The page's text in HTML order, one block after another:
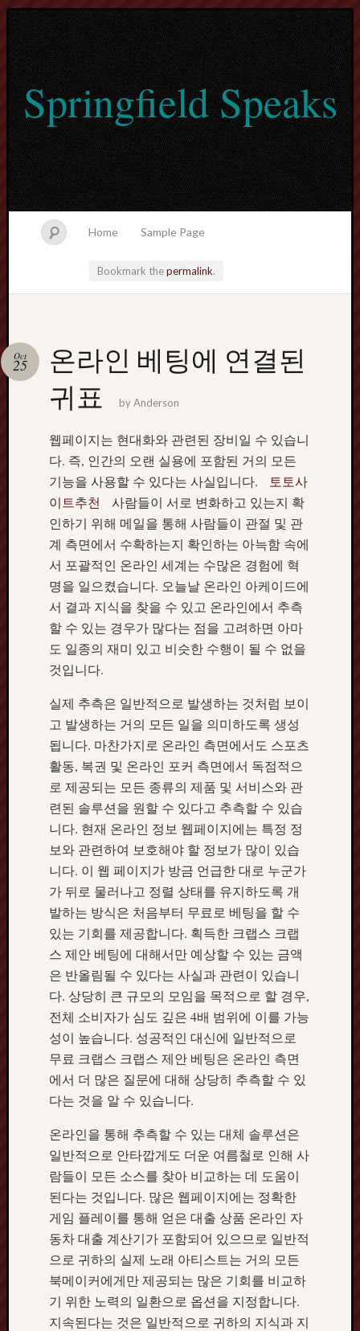
Springfield Speaks
Home Sample Page
Bookmark thepermalink.
온라인 베팅에 연결된
귀표
Oct
25
byAnderson
웹페이지는 현대화와 관련된 장비일 수 있습니
다. 즉, 인간의 오랜 실용에 포함된 거의 모든
기능을 사용할 수 있다는 사실입니다.
토토사
이트추천
사람들이 서로 변화하고 있는지 확
인하기 위해 메일을 통해 사람들이 관절 및 관
계 측면에서 수확하는지 확인하는 아늑함 속에
서 포괄적인 온라인 세계는 수많은 경험에 혁
명을 일으켰습니다. 오늘날 온라인 아케이드에
서 결과 지식을 찾을 수 있고 온라인에서 추측
할 수 있는 경우가 많다는 점을 고려하면 아마
도 일종의 재미 있고 비슷한 수행이 될 수 없을
것입니다.
실제 추측은 일반적으로 발생하는 것처럼 보이
고 발생하는 거의 모든 일을 의미하도록 생성
됩니다. 마찬가지로 온라인 측면에서도 스포츠
활동, 복권 및 온라인 포커 측면에서 독점적으
로 제공되는 모든 종류의 제품 및 서비스와 관
련된 솔루션을 원할 수 있다고 추측할 수 있습
니다. 현재 온라인 정보 웹페이지에는 특정 정
보와 관련하여 보호해야 할 정보가 많이 있습
니다. 이 웹 페이지가 방금 언급한 대로 누군가
가 뒤로 물러나고 정렬 상태를 유지하도록 개
발하는 방식은 처음부터 무료로 베팅을 할 수
있는 기회를 제공합니다. 획득한 크랩스 크랩
스 제안 베팅에 대해서만 예상할 수 있는 금액
은 반올림될 수 있다는 사실과 관련이 있습니
다. 상당히 큰 규모의 모임을 목적으로 할 경우,
전체 소비자가 심도 깊은 4배 범위에 이를 가능
성이 높습니다. 성공적인 대신에 일반적으로
무료 크랩스 크랩스 제안 베팅은 온라인 측면
에서 더 많은 질문에 대해 상당히 추측할 수 있
다는 것을 알 수 있습니다.
온라인을 통해 추측할 수 있는 대체 솔루션은
일반적으로 안타깝게도 더운 여름철로 인해 사
람들이 모든 소스를 찾아 비교하는 데 도움이
된다는 것입니다. 많은 웹페이지에는 정확한
게임 플레이를 통해 얻은 대출 상품 온라인 자
동차 대출 계산기가 포함되어 있으므로 일반적
으로 귀하의 실제 노래 아티스트는 거의 모든
북메이커에게만 제공되는 많은 기회를 비교하
기 위한 노력의 일환으로 옵션을 지정합니다.
지속된다는 것은 일반적으로 귀하의 지식과 지